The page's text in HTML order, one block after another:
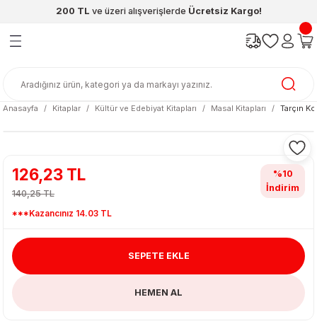
200 TL ve üzeri alışverişlerde Ücretsiz Kargo!
Geri Dön
Geri Dön
& Matara
Geri Dön
Geri Dön
Geri Dön
Geri Dön
Anasayfa
Kitaplar Kültür ve Edebiyat Kitapları Masal Kitapları Tarçın
126,23 TL
140,25 TL
***Kazancınız 14.03 TL
%10
İndirim
SEPETE EKLE
HEMEN AL